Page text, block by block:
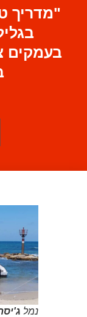
"מדריך
בעמקים
נמל